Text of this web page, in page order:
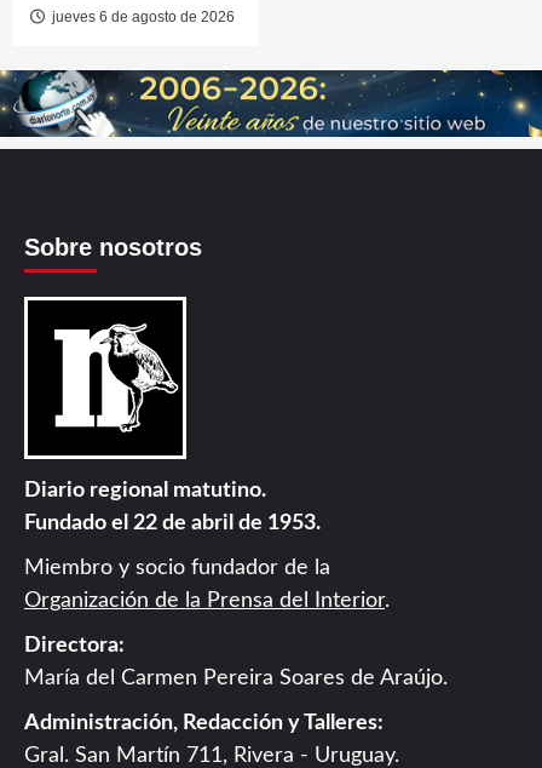
jueves 6 de agosto de 2026
Sobre nosotros
Diario regional matutino.
Fundado el 22 de abril de 1953.
Miembro y socio fundador de la
Organización de la Prensa del Interior.
Directora:
María del Carmen Pereira Soares de Araújo.
Administración, Redacción y Talleres:
Gral. San Martín 711, Rivera - Uruguay.